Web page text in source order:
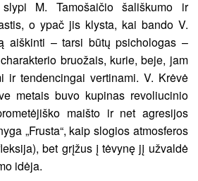
M. Tamošaičio šališkumo ir
o ypač jis klysta, kai bando V.
aiškinti – tarsi būtų psichologas –
bruožais, kurie, beje, jam
ir tendencingai vertinami. V. Krėvė
metais buvo kupinas revoliucinio
maišto ir net agresijos
„Frusta“, kaip slogios atmosferos
bet grįžus į tėvynę jį užvaldė
idėja.